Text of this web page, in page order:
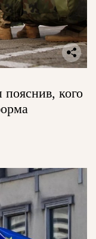
пояснив, кого